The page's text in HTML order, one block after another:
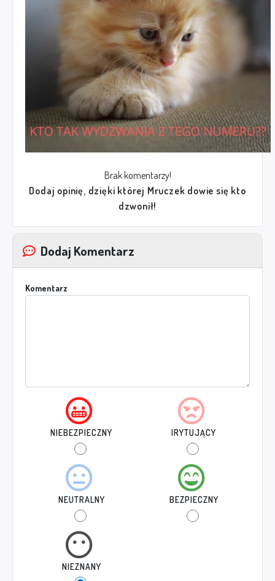
Brak komentarzy!
Dodaj opinię, dzięki której Mruczek dowie się kto
dzwonił!
Dodaj Komentarz
Komentarz
NIEBEZPIECZNY IRYTUJĄCY
NEUTRALNY BEZPIECZNY
NIEZNANY